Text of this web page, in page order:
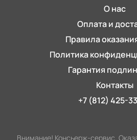
О нас
Оплата и
Правила
Политика
Гарантия
Контакты
+7 (812) 425-
Внимание! Консьерж-сервис.